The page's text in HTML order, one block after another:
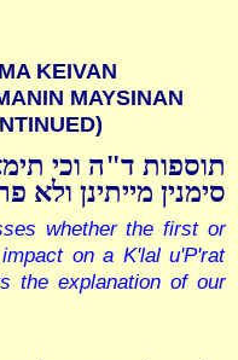
KEIVAN
MAYSINAN
תוספות ד"ה וכי
סימנין מייתינן ולא
whether the first or
on a K'lal u'P'rat
the explanation of our